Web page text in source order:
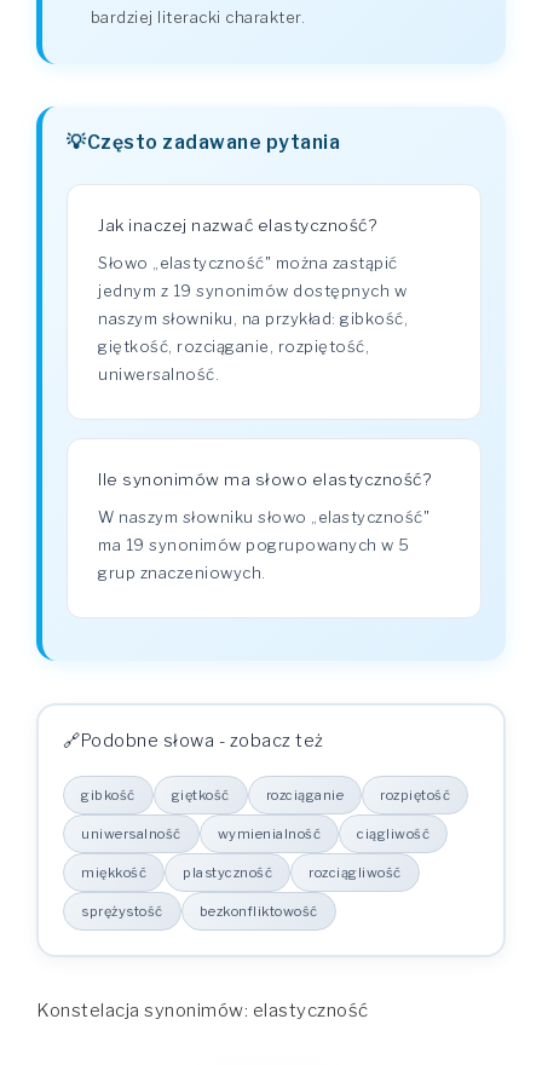
bardziej literacki charakter.
Często zadawane pytania
Jak inaczej nazwać elastyczność?
Słowo „elastyczność" można zastąpić
jednym z 19 synonimów dostępnych w
naszym słowniku, na przykład: gibkość,
giętkość, rozciąganie, rozpiętość,
uniwersalność.
Ile synonimów ma słowo elastyczność?
W naszym słowniku słowo „elastyczność"
ma 19 synonimów pogrupowanych w 5
grup znaczeniowych.
Podobne słowa - zobacz też
gibkość giętkość rozciąganie rozpiętość
uniwersalność wymienialność ciągliwość
miękkość plastyczność rozciągliwość
sprężystość bezkonfliktowość
Konstelacja synonimów: elastyczność